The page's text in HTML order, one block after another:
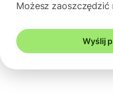
Możesz zaoszczędzić
Wyślij